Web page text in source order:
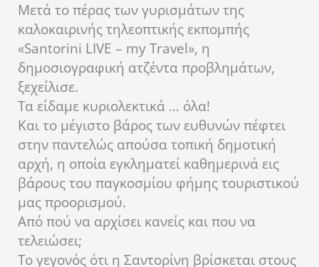
Μετά το πέρας των γυρισμάτων της
καλοκαιρινής τηλεοπτικής εκπομπής
«Santorini LIVE – my Travel», η
δημοσιογραφική ατζέντα προβλημάτων,
ξεχείλισε.
Τα είδαμε κυριολεκτικά … όλα!
Και το μέγιστο βάρος των ευθυνών πέφτει
στην παντελώς απούσα τοπική δημοτική
αρχή, η οποία εγκληματεί καθημερινά εις
βάρους του παγκοσμίου φήμης τουριστικού
μας προορισμού.
Από πού να αρχίσει κανείς και που να
τελειώσει;
Το γεγονός ότι η Σαντορίνη βρίσκεται στους